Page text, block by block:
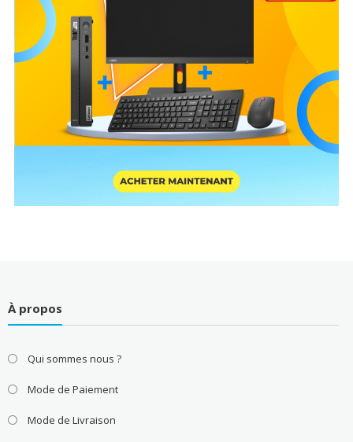
À propos
Qui sommes nous ?
Mode de Paiement
Mode de Livraison